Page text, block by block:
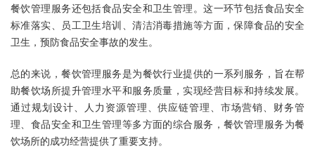
餐饮管理服务还包括食品安全和卫生管理。这一环节包括食品安全
标准落实、员工卫生培训、清洁消毒措施等方面，保障食品的安全
卫生，预防食品安全事故的发生。
总的来说，餐饮管理服务是为餐饮行业提供的一系列服务，旨在帮
助餐饮场所提升管理水平和服务质量，实现经营目标和持续发展。
通过规划设计、人力资源管理、供应链管理、市场营销、财务管
理、食品安全和卫生管理等多方面的综合服务，餐饮管理服务为餐
饮场所的成功经营提供了重要支持。